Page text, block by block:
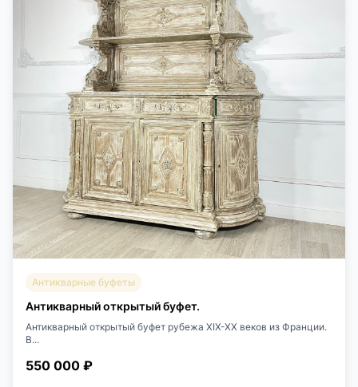
Антикварные буфеты
Антикварный открытый буфет.
Антикварный открытый буфет рубежа XIX-XX веков из Франции.
В...
550 000 ₽